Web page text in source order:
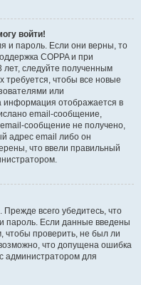
войти!
и пароль. Если они верны, то
COPPA и при
лет, следуйте полученным
требуется, чтобы все новые
или
информация отображается в
email-сообщение,
сообщение не получено,
адрес email либо он
что ввели правильный
всего убедитесь, что
пароль. Если данные введены
чтобы проверить, не был ли
что допущена ошибка
администратором для